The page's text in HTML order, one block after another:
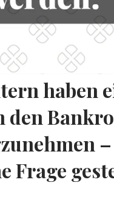
haben
Frage